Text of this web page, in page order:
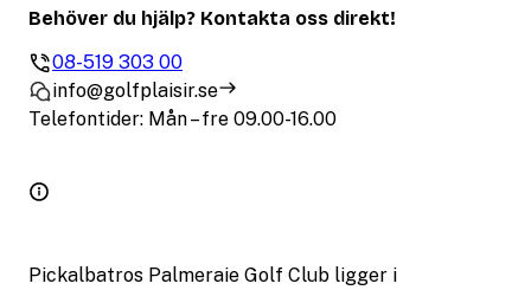
Pickalbatros Palmeraie Golf Club ligger i
Behöver du hjälp? Kontakta oss direkt!
08-519 303 00
info@golfplaisir.se
Telefontider: Mån – fre 09.00-16.00